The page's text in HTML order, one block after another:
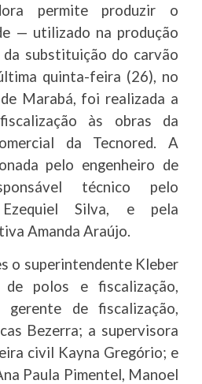
permite produzir o
— utilizado na produção
substituição do carvão
quinta-feira (26), no
Marabá, foi realizada a
às obras da
da Tecnored. A
pelo engenheiro de
técnico pelo
Ezequiel Silva, e pela
Amanda Araújo.
o superintendente Kleber
polos e fiscalização,
de fiscalização,
Bezerra; a supervisora
civil Kayna Gregório; e
Paula Pimentel, Manoel